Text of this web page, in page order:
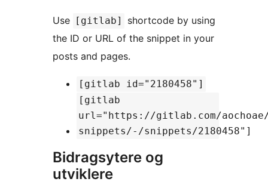
Use [gitlab]
shortcode by using
the ID or URL of the snippet in your
posts and pages.
[gitlab id="2180458"]
[gitlab
url="https://gitlab.com/
snippets/-/snippets/2180458"]
Bidragsytere og
utviklere